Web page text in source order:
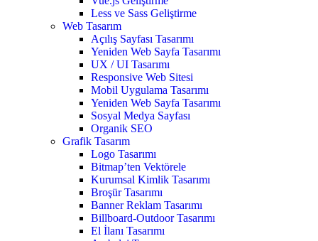
Less ve Sass Geliştirme
Web Tasarım
Açılış Sayfası Tasarımı
Yeniden Web Sayfa Tasarımı
UX / UI Tasarımı
Responsive Web Sitesi
Mobil Uygulama Tasarımı
Yeniden Web Sayfa Tasarımı
Sosyal Medya Sayfası
Organik SEO
Grafik Tasarım
Logo Tasarımı
Bitmap’ten Vektörele
Kurumsal Kimlik Tasarımı
Broşür Tasarımı
Banner Reklam Tasarımı
Billboard-Outdoor Tasarımı
El İlanı Tasarımı